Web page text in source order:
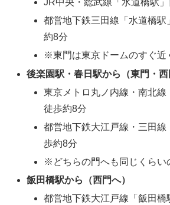
JR中央・総武線「水道橋駅
都営地下鉄三田線「水道橋
約8分
※東門は東京ドームのすぐ近
後楽園駅・春日駅から（東門・西
東京メトロ丸ノ内線・南北線
徒歩約8分
都営地下鉄大江戸線・三田線
歩約8分
※どちらの門へも同じくらい
飯田橋駅から（西門へ）
都営地下鉄大江戸線「飯田橋